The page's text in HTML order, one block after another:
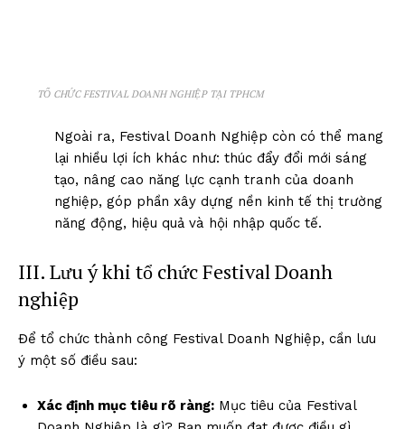
TỔ CHỨC FESTIVAL DOANH NGHIỆP TẠI TPHCM
Ngoài ra, Festival Doanh Nghiệp còn có thể mang
lại nhiều lợi ích khác như: thúc đẩy đổi mới sáng
tạo, nâng cao năng lực cạnh tranh của doanh
nghiệp, góp phần xây dựng nền kinh tế thị trường
năng động, hiệu quả và hội nhập quốc tế.
III. Lưu ý khi tổ chức Festival Doanh
nghiệp
Để tổ chức thành công Festival Doanh Nghiệp, cần lưu
ý một số điều sau:
Xác định mục tiêu rõ ràng: Mục tiêu của Festival